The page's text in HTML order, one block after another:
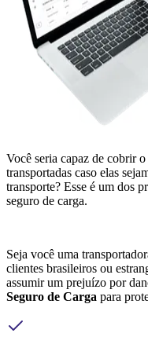
Você seria capaz de cobrir
transportadas caso elas
transporte? Esse é um dos
seguro de carga.
Seja você uma
clientes brasileiros ou
assumir um prejuízo por
Seguro de Carga para